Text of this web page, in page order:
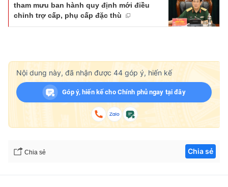
tham mưu ban hành quy định mới điều
chỉnh trợ cấp, phụ cấp đặc thù
Nội dung này, đã nhận được 44 góp ý, hiến kế
Góp ý, hiến kế cho Chính phủ ngay tại đây
Chia sẻ Chia sẻ